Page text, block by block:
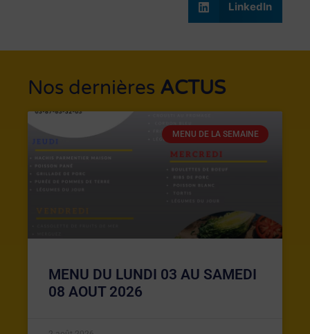
LinkedIn
Nos dernières ACTUS
MENU DE LA SEMAINE
MENU DU LUNDI 03 AU SAMEDI
08 AOUT 2026